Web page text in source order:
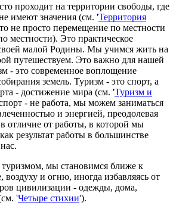
проходит на территории свободы, где
имеют значения (см. 'Территория
не просто перемещение по местности
местности). Это практическое
малой Родины. Мы учимся жить на
путешествуем. Это важно для нашей
- это современное воплощение
земель. Туризм - это спорт, а
- достижение мира (см. 'Туризм и
- не работа, мы можем заниматься
и энергией, преодолевая
отличие от работы, в которой мы
результат работы в большинстве
мы становимся ближе к
воздуху и огню, иногда избавляясь от
цивилизации - одежды, дома,
'Четыре стихии').